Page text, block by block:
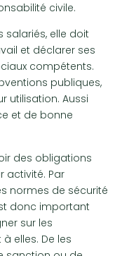
civile.
salariés, elle doit
et déclarer ses
compétents.
publiques,
utilisation. Aussi
et de bonne
des obligations
activité. Par
normes de sécurité
donc important
sur les
elles. De les